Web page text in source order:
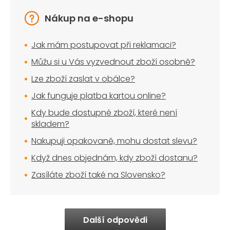
Nákup na e-shopu
Jak mám postupovat při reklamaci?
Můžu si u Vás vyzvednout zboží osobně?
Lze zboží zaslat v obálce?
Jak funguje platba kartou online?
Kdy bude dostupné zboží, které není
skladem?
Nakupuji opakovaně, mohu dostat slevu?
Když dnes objednám, kdy zboží dostanu?
Zasíláte zboží také na Slovensko?
Další odpovědi